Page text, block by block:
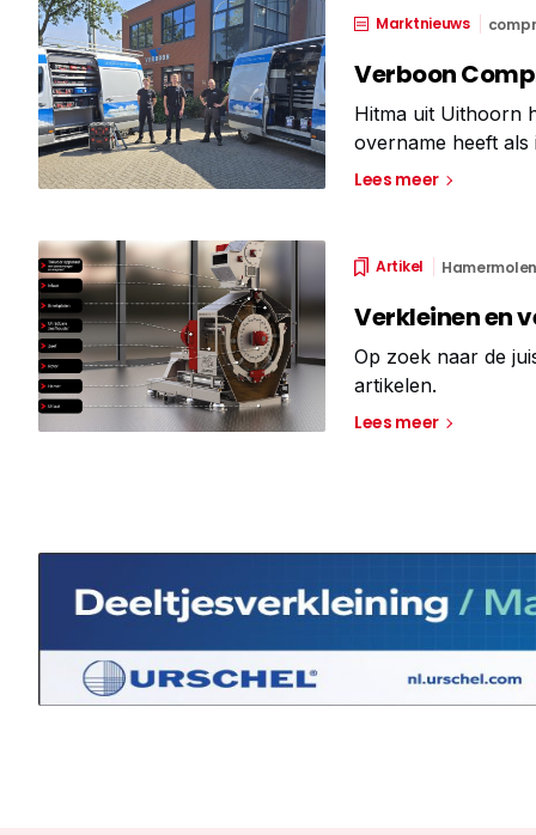
Marktnieuws
Verboon
Hitma uit Uithoorn
overname heeft als
activiteiten op het
Lees meer
Artikel
Verkleinen en
Op zoek naar de
artikelen.
Lees meer